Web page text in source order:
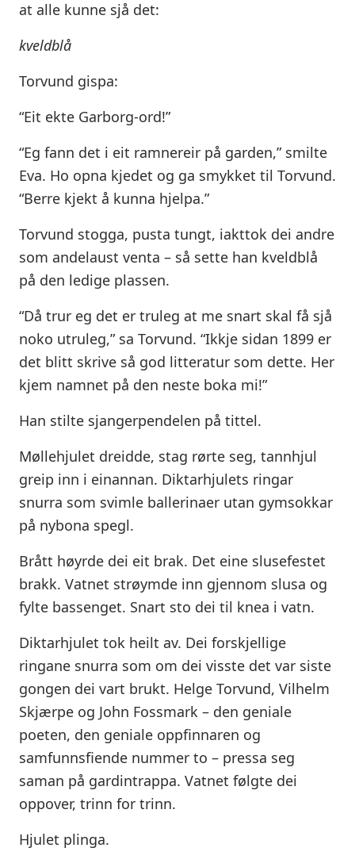
at alle kunne sjå det:
kveldblå
Torvund gispa:
“Eit ekte Garborg-ord!”
“Eg fann det i eit ramnereir på garden,” smilte
Eva. Ho opna kjedet og ga smykket til Torvund.
“Berre kjekt å kunna hjelpa.”
Torvund stogga, pusta tungt, iakttok dei andre
som andelaust venta – så sette han kveldblå
på den ledige plassen.
“Då trur eg det er truleg at me snart skal få sjå
noko utruleg,” sa Torvund. “Ikkje sidan 1899 er
det blitt skrive så god litteratur som dette. Her
kjem namnet på den neste boka mi!”
Han stilte sjangerpendelen på tittel.
Møllehjulet dreidde, stag rørte seg, tannhjul
greip inn i einannan. Diktarhjulets ringar
snurra som svimle ballerinaer utan gymsokkar
på nybona spegl.
Brått høyrde dei eit brak. Det eine slusefestet
brakk. Vatnet strøymde inn gjennom slusa og
fylte bassenget. Snart sto dei til knea i vatn.
Diktarhjulet tok heilt av. Dei forskjellige
ringane snurra som om dei visste det var siste
gongen dei vart brukt. Helge Torvund, Vilhelm
Skjærpe og John Fossmark – den geniale
poeten, den geniale oppfinnaren og
samfunnsfiende nummer to – pressa seg
saman på gardintrappa. Vatnet følgte dei
oppover, trinn for trinn.
Hjulet plinga.